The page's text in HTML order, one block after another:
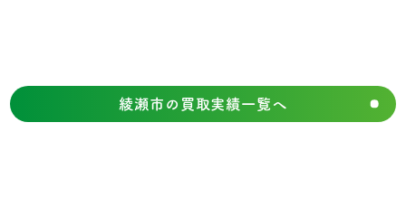
綾瀬市の買取実績一覧へ